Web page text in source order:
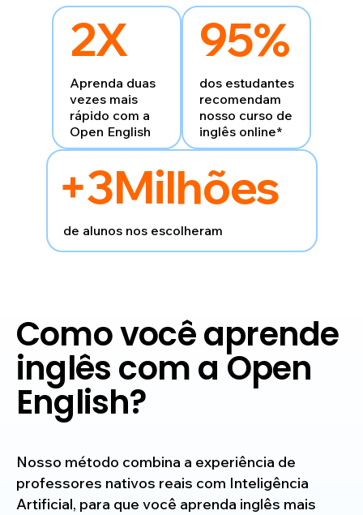
2X
Aprenda duas
vezesmais
rápido com a
Open English
95%
dos estudantes
recomendam
nosso curso de
inglês online*
+3Milhões
de alunos nos escolheram
Como você aprende
inglêscom a Open
English?
Nosso método combina a experiência de
professores nativos reais com Inteligência
Artificial, para que você aprenda inglês mais